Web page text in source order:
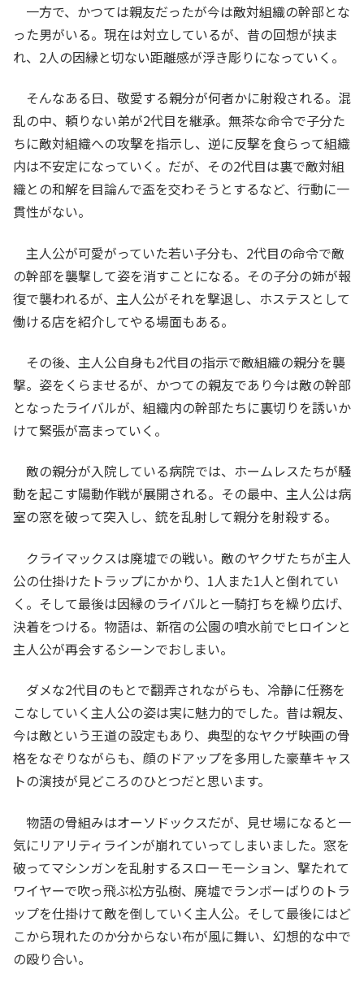
一方で、かつては親友だったが今は敵対組織の幹部とな
った男がいる。現在は対立しているが、昔の回想が挟ま
れ、2人の因縁と切ない距離感が浮き彫りになっていく。
そんなある日、敬愛する親分が何者かに射殺される。混
乱の中、頼りない弟が2代目を継承。無茶な命令で子分た
ちに敵対組織への攻撃を指示し、逆に反撃を食らって組織
内は不安定になっていく。だが、その2代目は裏で敵対組
織との和解を目論んで盃を交わそうとするなど、行動に一
貫性がない。
主人公が可愛がっていた若い子分も、2代目の命令で敵
の幹部を襲撃して姿を消すことになる。その子分の姉が報
復で襲われるが、主人公がそれを撃退し、ホステスとして
働ける店を紹介してやる場面もある。
その後、主人公自身も2代目の指示で敵組織の親分を襲
撃。姿をくらませるが、かつての親友であり今は敵の幹部
となったライバルが、組織内の幹部たちに裏切りを誘いか
けて緊張が高まっていく。
敵の親分が入院している病院では、ホームレスたちが騒
動を起こす陽動作戦が展開される。その最中、主人公は病
室の窓を破って突入し、銃を乱射して親分を射殺する。
クライマックスは廃墟での戦い。敵のヤクザたちが主人
公の仕掛けたトラップにかかり、1人また1人と倒れてい
く。そして最後は因縁のライバルと一騎打ちを繰り広げ、
決着をつける。物語は、新宿の公園の噴水前でヒロインと
主人公が再会するシーンでおしまい。
ダメな2代目のもとで翻弄されながらも、冷静に任務を
こなしていく主人公の姿は実に魅力的でした。昔は親友、
今は敵という王道の設定もあり、典型的なヤクザ映画の骨
格をなぞりながらも、顔のドアップを多用した豪華キャス
トの演技が見どころのひとつだと思います。
物語の骨組みはオーソドックスだが、見せ場になると一
気にリアリティラインが崩れていってしまいました。窓を
破ってマシンガンを乱射するスローモーション、撃たれて
ワイヤーで吹っ飛ぶ松方弘樹、廃墟でランボーばりのトラ
ップを仕掛けて敵を倒していく主人公。そして最後にはど
こから現れたのか分からない布が風に舞い、幻想的な中で
の殴り合い。